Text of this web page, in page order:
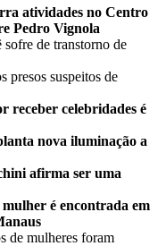
atividades no Centro
Pedro Vignola
de transtorno de
presos suspeitos de
receber celebridades é
nova iluminação a
afirma ser uma
é encontrada em
de mulheres foram